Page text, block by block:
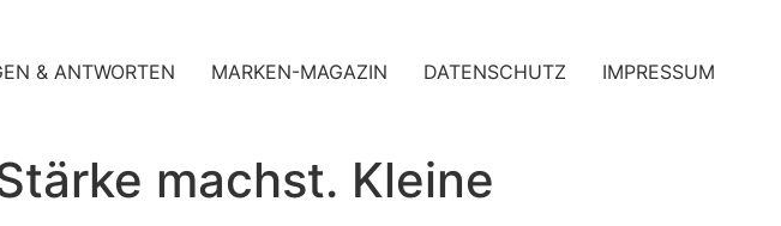
& ANTWORTEN MARKEN-MAGAZIN DATENSCHUTZ IMPRESSUM
machst. Kleine